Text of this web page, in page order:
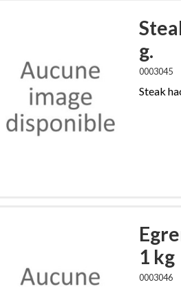
g.
0003045
Steak
1 kg
0003046